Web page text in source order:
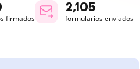
firmados
2,105
formularios enviados